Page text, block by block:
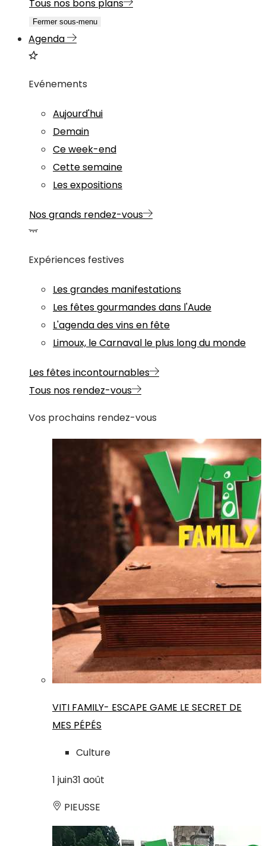
Tous nos bons plans
Fermer sous-menu
Agenda
Evénements
Aujourd'hui
Demain
Ce week-end
Cette semaine
Les expositions
Nos grands rendez-vous
Expériences festives
Les grandes manifestations
Les fêtes gourmandes dans l'Aude
L'agenda des vins en fête
Limoux, le Carnaval le plus long du monde
Les fêtes incontournables
Tous nos rendez-vous
Vos prochains rendez-vous
VITI FAMILY- ESCAPE GAME LE SECRET DE
MES PÉPÉS
Culture
1 juin31 août
PIEUSSE